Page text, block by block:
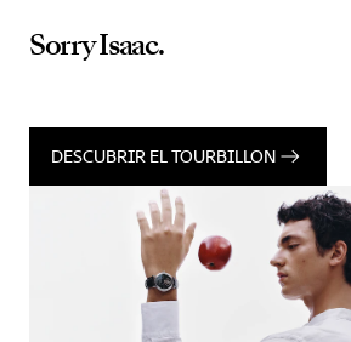
Sorry Isaac.
DESCUBRIR EL TOURBILLON